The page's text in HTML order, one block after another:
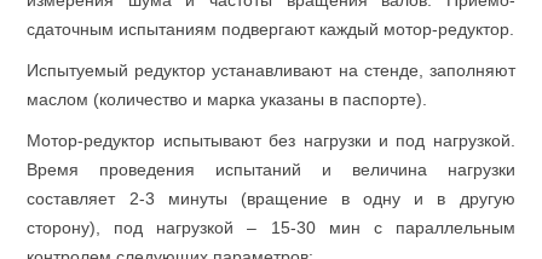
сдаточным испытаниям подвергают каждый мотор-редуктор.
Испытуемый редуктор устанавливают на стенде, заполняют
маслом (количество и марка указаны в паспорте).
Мотор-редуктор испытывают без нагрузки и под нагрузкой.
Время проведения испытаний и величина нагрузки
составляет 2-3 минуты (вращение в одну и в другую
сторону), под нагрузкой – 15-30 мин с параллельным